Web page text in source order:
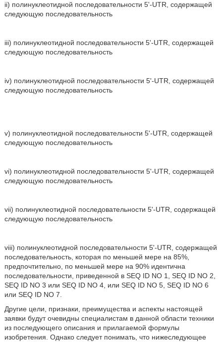
ii) полинуклеотидной последовательности 5'-UTR, содержащей
следующую последовательность
iii) полинуклеотидной последовательности 5'-UTR, содержащей
следующую последовательность
iv) полинуклеотидной последовательности 5'-UTR, содержащей
следующую последовательность
v) полинуклеотидной последовательности 5'-UTR, содержащей
следующую последовательность
vi) полинуклеотидной последовательности 5'-UTR, содержащей
следующую последовательность
vii) полинуклеотидной последовательности 5'-UTR, содержащей
следующую последовательность
viii) полинуклеотидной последовательности 5'-UTR, содержащей
последовательность, которая по меньшей мере на 85%,
предпочтительно, по меньшей мере на 90% идентична
последовательности, приведенной в SEQ ID NO 1, SEQ ID NO 2,
SEQ ID NO 3 или SEQ ID NO 4, или SEQ ID NO 5, SEQ ID NO 6
или SEQ ID NO 7.
Другие цели, признаки, преимущества и аспекты настоящей
заявки будут очевидны специалистам в данной области техники
из последующего описания и прилагаемой формулы
изобретения. Однако следует понимать, что нижеследующее